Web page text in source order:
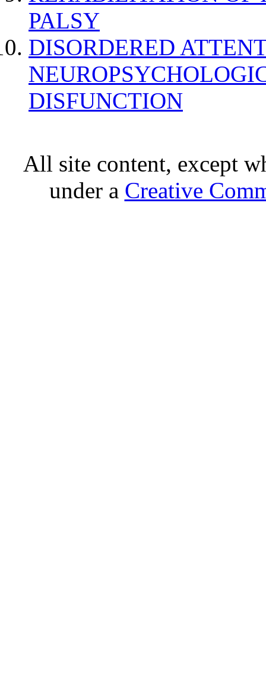
PALSY
DISORDERED
DISFUNCTION
All site content, except
under a Creative